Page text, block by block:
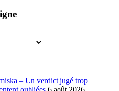
– Un verdict jugé trop